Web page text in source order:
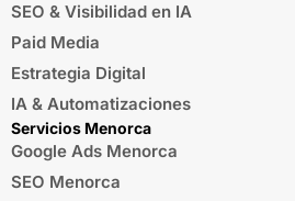
SEO & Visibilidad en IA
Paid Media
Estrategia Digital
IA & Automatizaciones
Servicios Menorca
Google Ads Menorca
SEO Menorca